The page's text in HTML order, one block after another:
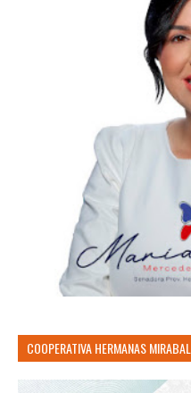
COOPERATIVA HERMANAS MIRABAL